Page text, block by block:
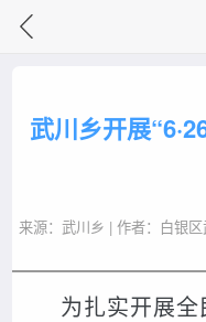
武川乡开展
来源：武川乡 | 作者：白银
为扎实开展